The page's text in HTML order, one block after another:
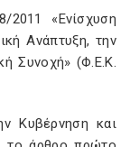
«Ενίσχυση
Ανάπτυξη, την
Συνοχή» (Φ.Ε.Κ.
Κυβέρνηση και